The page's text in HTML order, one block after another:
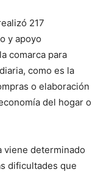
217
y apoyo
comarca para
como es la
o elaboración
del hogar o
viene determinado
dificultades que